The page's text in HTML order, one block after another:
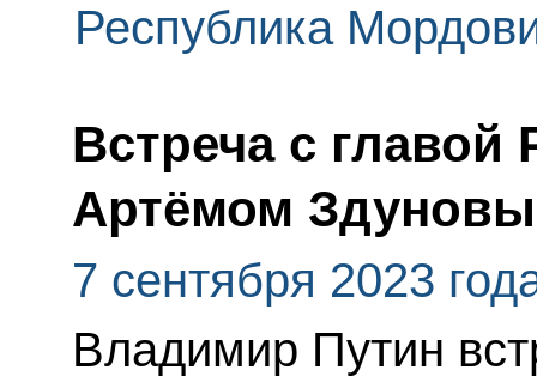
Республика
Встреча с
Артёмом
7 сентября 2023
Владимир Путин